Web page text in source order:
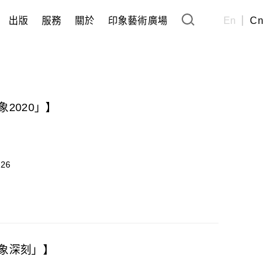
出版 服務 關於 印象藝術廣場 En Cn
2020」】
深刻」】